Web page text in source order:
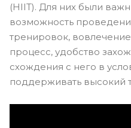
(HIIT). Для них были
возможность
тренировок,
процесс, удобство
схождения с него в
поддерживать высокий